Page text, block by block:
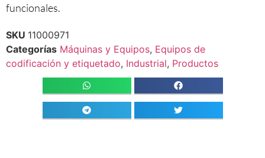
funcionales.
SKU 11000971
Categorías Máquinas y Equipos, Equipos de
codificación y etiquetado, Industrial, Productos